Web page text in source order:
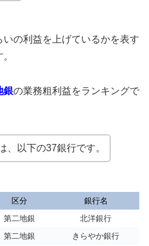
の利益を上げているかを表す
銀の業務粗利益をランキングで
、以下の37銀行です。
区分
銀行名
第二地銀
北洋銀行
第二地銀
きらやか銀行